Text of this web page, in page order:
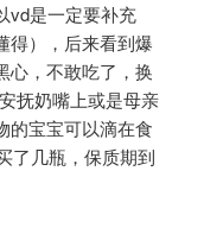
vd是一定要补充
得），后来看到爆
心，不敢吃了，换
抚奶嘴上或是母亲
的宝宝可以滴在食
了几瓶，保质期到